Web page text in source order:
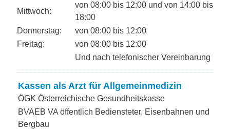
Mittwoch:
von 08:00 bis 12:00 und von 14:00 bis
18:00
Donnerstag:
von 08:00 bis 12:00
Freitag:
von 08:00 bis 12:00
Und nach telefonischer Vereinbarung
Kassen als Arzt für Allgemeinmedizin
ÖGK Österreichische Gesundheitskasse
BVAEB VA öffentlich Bediensteter, Eisenbahnen und
Bergbau